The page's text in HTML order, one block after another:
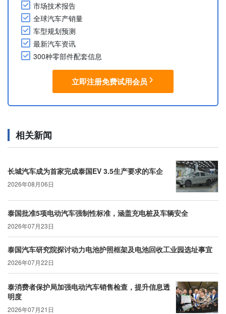
市场技术报告
全球汽车产销量
车型规划预测
最新汽车资讯
300种零部件配套信息
立即注册免费试用会员
相关新闻
长城汽车成为首家完成泰国EV 3.5生产要求的车企
2026年08月06日
泰国批准5项电动汽车强制性标准，涵盖充电桩及车辆安全
2026年07月23日
泰国汽车研究院探讨动力电池护照框架及电池回收工业园选址事宜
2026年07月22日
泰消费者保护局加强电动汽车销售检查，提升信息透
明度
2026年07月21日